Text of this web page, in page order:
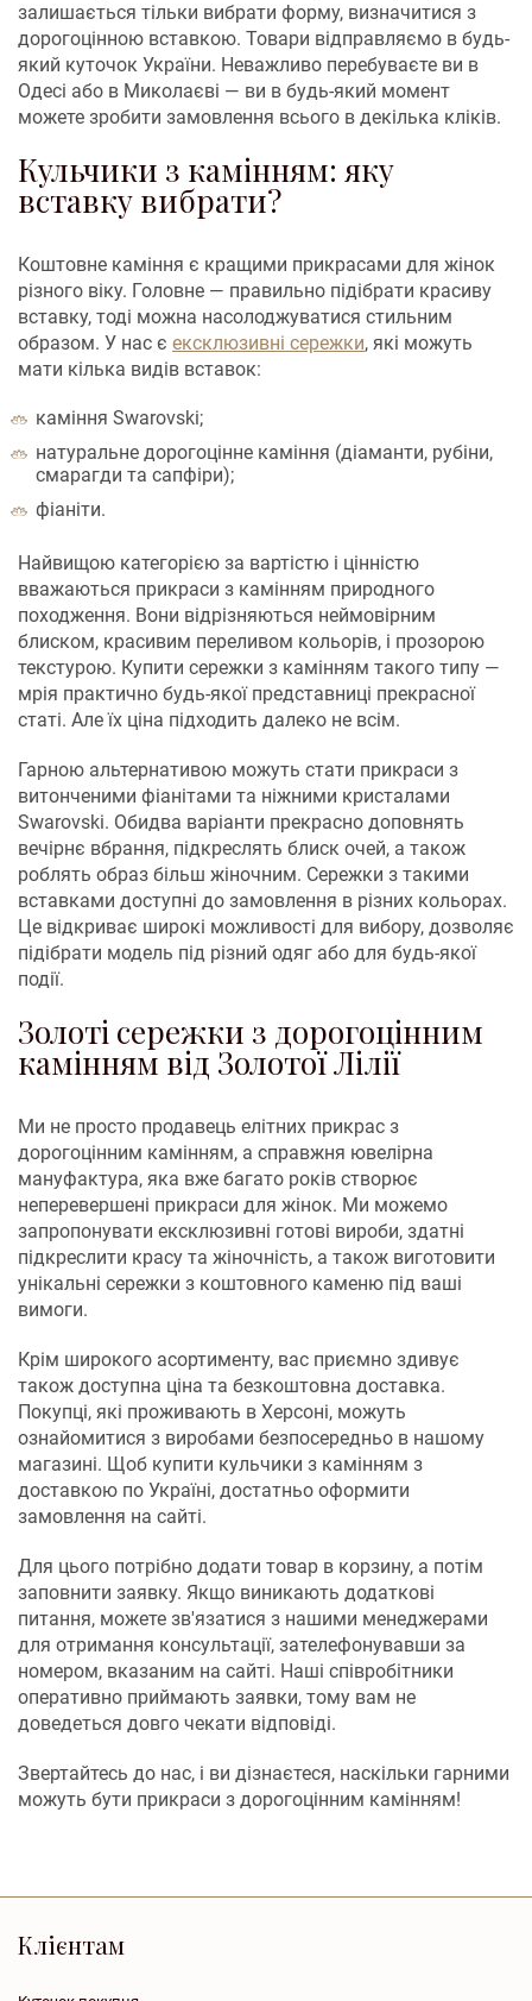
залишається тільки вибрати форму, визначитися з
дорогоцінною вставкою. Товари відправляємо в будь-
який куточок України. Неважливо перебуваєте ви в
Одесі або в Миколаєві — ви в будь-який момент
можете зробити замовлення всього в декілька кліків.
Кульчики з камінням: яку
вставку вибрати?
Коштовне каміння є кращими прикрасами для жінок
різного віку. Головне — правильно підібрати красиву
вставку, тоді можна насолоджуватися стильним
образом. У нас є ексклюзивні сережки, які можуть
мати кілька видів вставок:
каміння Swarovski;
натуральне дорогоцінне каміння (діаманти, рубіни,
смарагди та сапфіри);
фіаніти.
Найвищою категорією за вартістю і цінністю
вважаються прикраси з камінням природного
походження. Вони відрізняються неймовірним
блиском, красивим переливом кольорів, і прозорою
текстурою. Купити сережки з камінням такого типу —
мрія практично будь-якої представниці прекрасної
статі. Але їх ціна підходить далеко не всім.
Гарною альтернативою можуть стати прикраси з
витонченими фіанітами та ніжними кристалами
Swarovski. Обидва варіанти прекрасно доповнять
вечірнє вбрання, підкреслять блиск очей, а також
роблять образ більш жіночним. Сережки з такими
вставками доступні до замовлення в різних кольорах.
Це відкриває широкі можливості для вибору, дозволяє
підібрати модель під різний одяг або для будь-якої
події.
Золоті сережки з дорогоцінним
камінням від Золотої Лілії
Ми не просто продавець елітних прикрас з
дорогоцінним камінням, а справжня ювелірна
мануфактура, яка вже багато років створює
неперевершені прикраси для жінок. Ми можемо
запропонувати ексклюзивні готові вироби, здатні
підкреслити красу та жіночність, а також виготовити
унікальні сережки з коштовного каменю під ваші
вимоги.
Крім широкого асортименту, вас приємно здивує
також доступна ціна та безкоштовна доставка.
Покупці, які проживають в Херсоні, можуть
ознайомитися з виробами безпосередньо в нашому
магазині. Щоб купити кульчики з камінням з
доставкою по Україні, достатньо оформити
замовлення на сайті.
Для цього потрібно додати товар в корзину, а потім
заповнити заявку. Якщо виникають додаткові
питання, можете зв'язатися з нашими менеджерами
для отримання консультації, зателефонувавши за
номером, вказаним на сайті. Наші співробітники
оперативно приймають заявки, тому вам не
доведеться довго чекати відповіді.
Звертайтесь до нас, і ви дізнаєтеся, наскільки гарними
можуть бути прикраси з дорогоцінним камінням!
Клієнтам